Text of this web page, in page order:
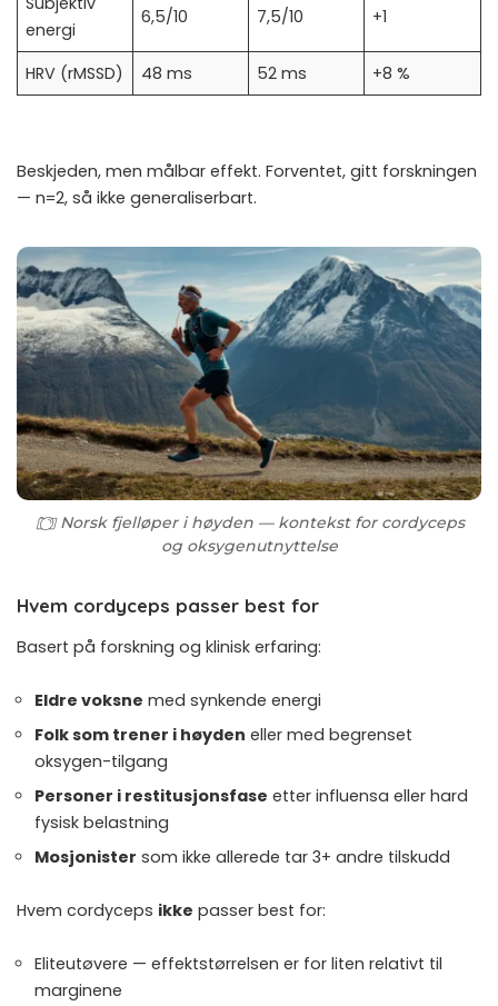
energi
6,5/10 7,5/10 +1
HRV (rMSSD) 48 ms 52 ms +8 %
Beskjeden, men målbar effekt. Forventet, gitt forskningen
— n=2, så ikke generaliserbart.
Norsk fjelløper i høyden — kontekst for cordyceps
og oksygenutnyttelse
Hvem cordyceps passer best for
Basert på forskning og klinisk erfaring:
Eldre voksne med synkende energi
Folk som trener i høyden eller med begrenset
oksygen-tilgang
Personer i restitusjonsfase etter influensa eller hard
fysisk belastning
Mosjonister som ikke allerede tar 3+ andre tilskudd
Hvem cordyceps ikke passer best for:
Eliteutøvere — effektstørrelsen er for liten relativt til
marginene